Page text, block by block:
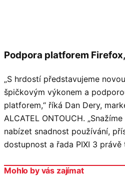
Podpora platforem
„S hrdostí představujeme
špičkovým výkonem a
platforem,“ říká Dan Dery,
ALCATEL ONTOUCH.
nabízet snadnost používání,
dostupnost a řada PIXI 3 právě
Mohlo by vás zajímat